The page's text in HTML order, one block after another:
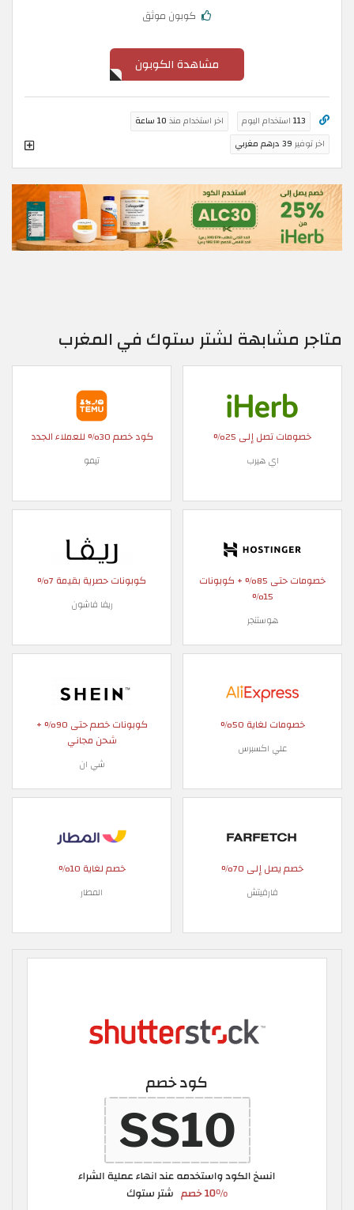
كوبون موثق
مشاهدة الكوبون
113 استخدام اليوم اخر استخدام منذ 10 ساعة
اخر توفير 39 درهم مغربي
متاجر مشابهة لشتر ستوك في المغرب
خصومات تصل إلى 25%
اي هيرب
كود خصم 30% للعملاء الجدد
تيمو
خصومات حتى 85% + كوبونات
15%
هوستنجر
كوبونات حصرية بقيمة 7%
ريفا فاشون
خصومات لغاية 50%
علي اكسبرس
كوبونات خصم حتى 90% +
شحن مجاني
شي ان
خصم يصل إلى 70%
فارفيتش
خصم لغاية 10%
المطار